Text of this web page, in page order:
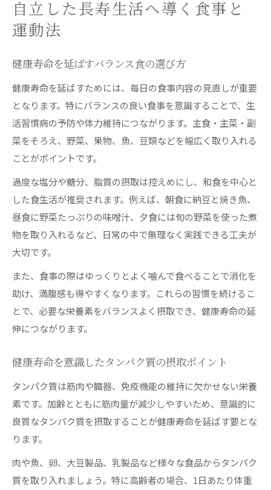
自立した長寿生活へ導く食事と
運動法
健康寿命を延ばすバランス食の選び方
健康寿命を延ばすためには、毎日の食事内容の見直しが重要
となります。特にバランスの良い食事を意識することで、生
活習慣病の予防や体力維持につながります。主食・主菜・副
菜をそろえ、野菜、果物、魚、豆類などを幅広く取り入れる
ことがポイントです。
過度な塩分や糖分、脂質の摂取は控えめにし、和食を中心と
した食生活が推奨されます。例えば、朝食に納豆と焼き魚、
昼食に野菜たっぷりの味噌汁、夕食には旬の野菜を使った煮
物を取り入れるなど、日常の中で無理なく実践できる工夫が
大切です。
また、食事の際はゆっくりとよく噛んで食べることで消化を
助け、満腹感も得やすくなります。これらの習慣を続けるこ
とで、必要な栄養素をバランスよく摂取でき、健康寿命の延
伸につながります。
健康寿命を意識したタンパク質の摂取ポイント
タンパク質は筋肉や臓器、免疫機能の維持に欠かせない栄養
素です。加齢とともに筋肉量が減少しやすいため、意識的に
良質なタンパク質を摂取することが健康寿命を延ばす要とな
ります。
肉や魚、卵、大豆製品、乳製品など様々な食品からタンパク
質を取り入れましょう。特に高齢者の場合、1日あたり体重